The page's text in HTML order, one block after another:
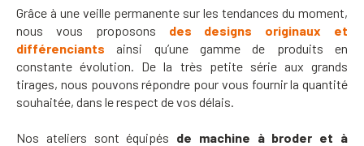
Grâce à une veille permanente sur les tendances du moment,
nous vous proposons des designs originaux et
différenciants ainsi qu’une gamme de produits en
constante évolution. De la très petite série aux grands
tirages, nous pouvons répondre pour vous fournir la quantité
souhaitée, dans le respect de vos délais.
Nos ateliers sont équipés de machine à broder et à